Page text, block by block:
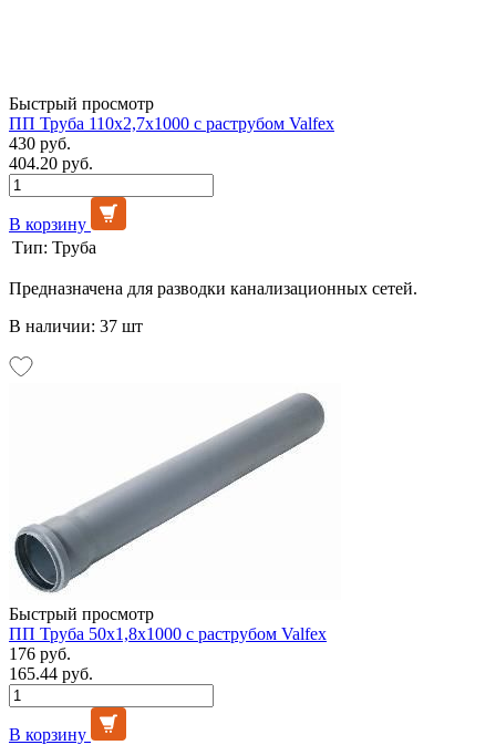
Быстрый просмотр
ПП Труба 110х2,7х1000 с раструбом Valfex
430 руб.
404.20 руб.
В корзину
Тип: Труба
Предназначена для разводки канализационных сетей.
В наличии: 37 шт
Быстрый просмотр
ПП Труба 50х1,8х1000 с раструбом Valfex
176 руб.
165.44 руб.
В корзину